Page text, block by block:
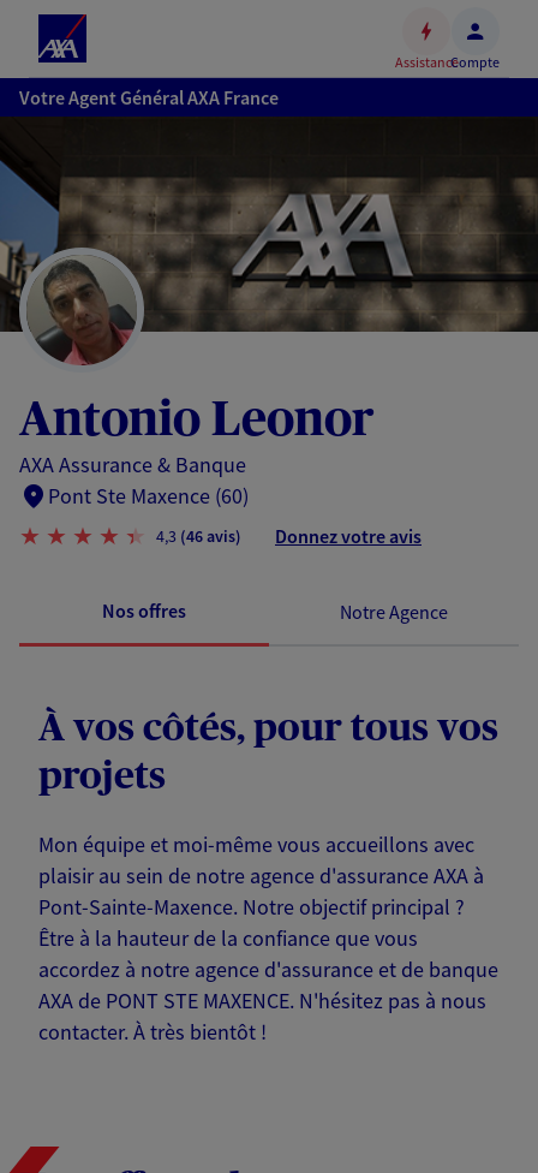
Accéder
au
Accéder
au
pied
de
page
AssistanceCompte
Votre Agent Général AXA France
Antonio Leonor
AXA Assurance & Banque
Pont Ste Maxence (60)
4,3 (46 avis) Donnez votre avis
Nos offres Notre Agence
À vos côtés, pour tous vos
projets
Mon équipe et moi-même vous accueillons avec
plaisir au sein de notre agence d'assurance AXA à
Pont-Sainte-Maxence. Notre objectif principal ?
Être à la hauteur de la confiance que vous
accordez à notre agence d'assurance et de banque
AXA de PONT STE MAXENCE. N'hésitez pas à nous
contacter. À très bientôt !